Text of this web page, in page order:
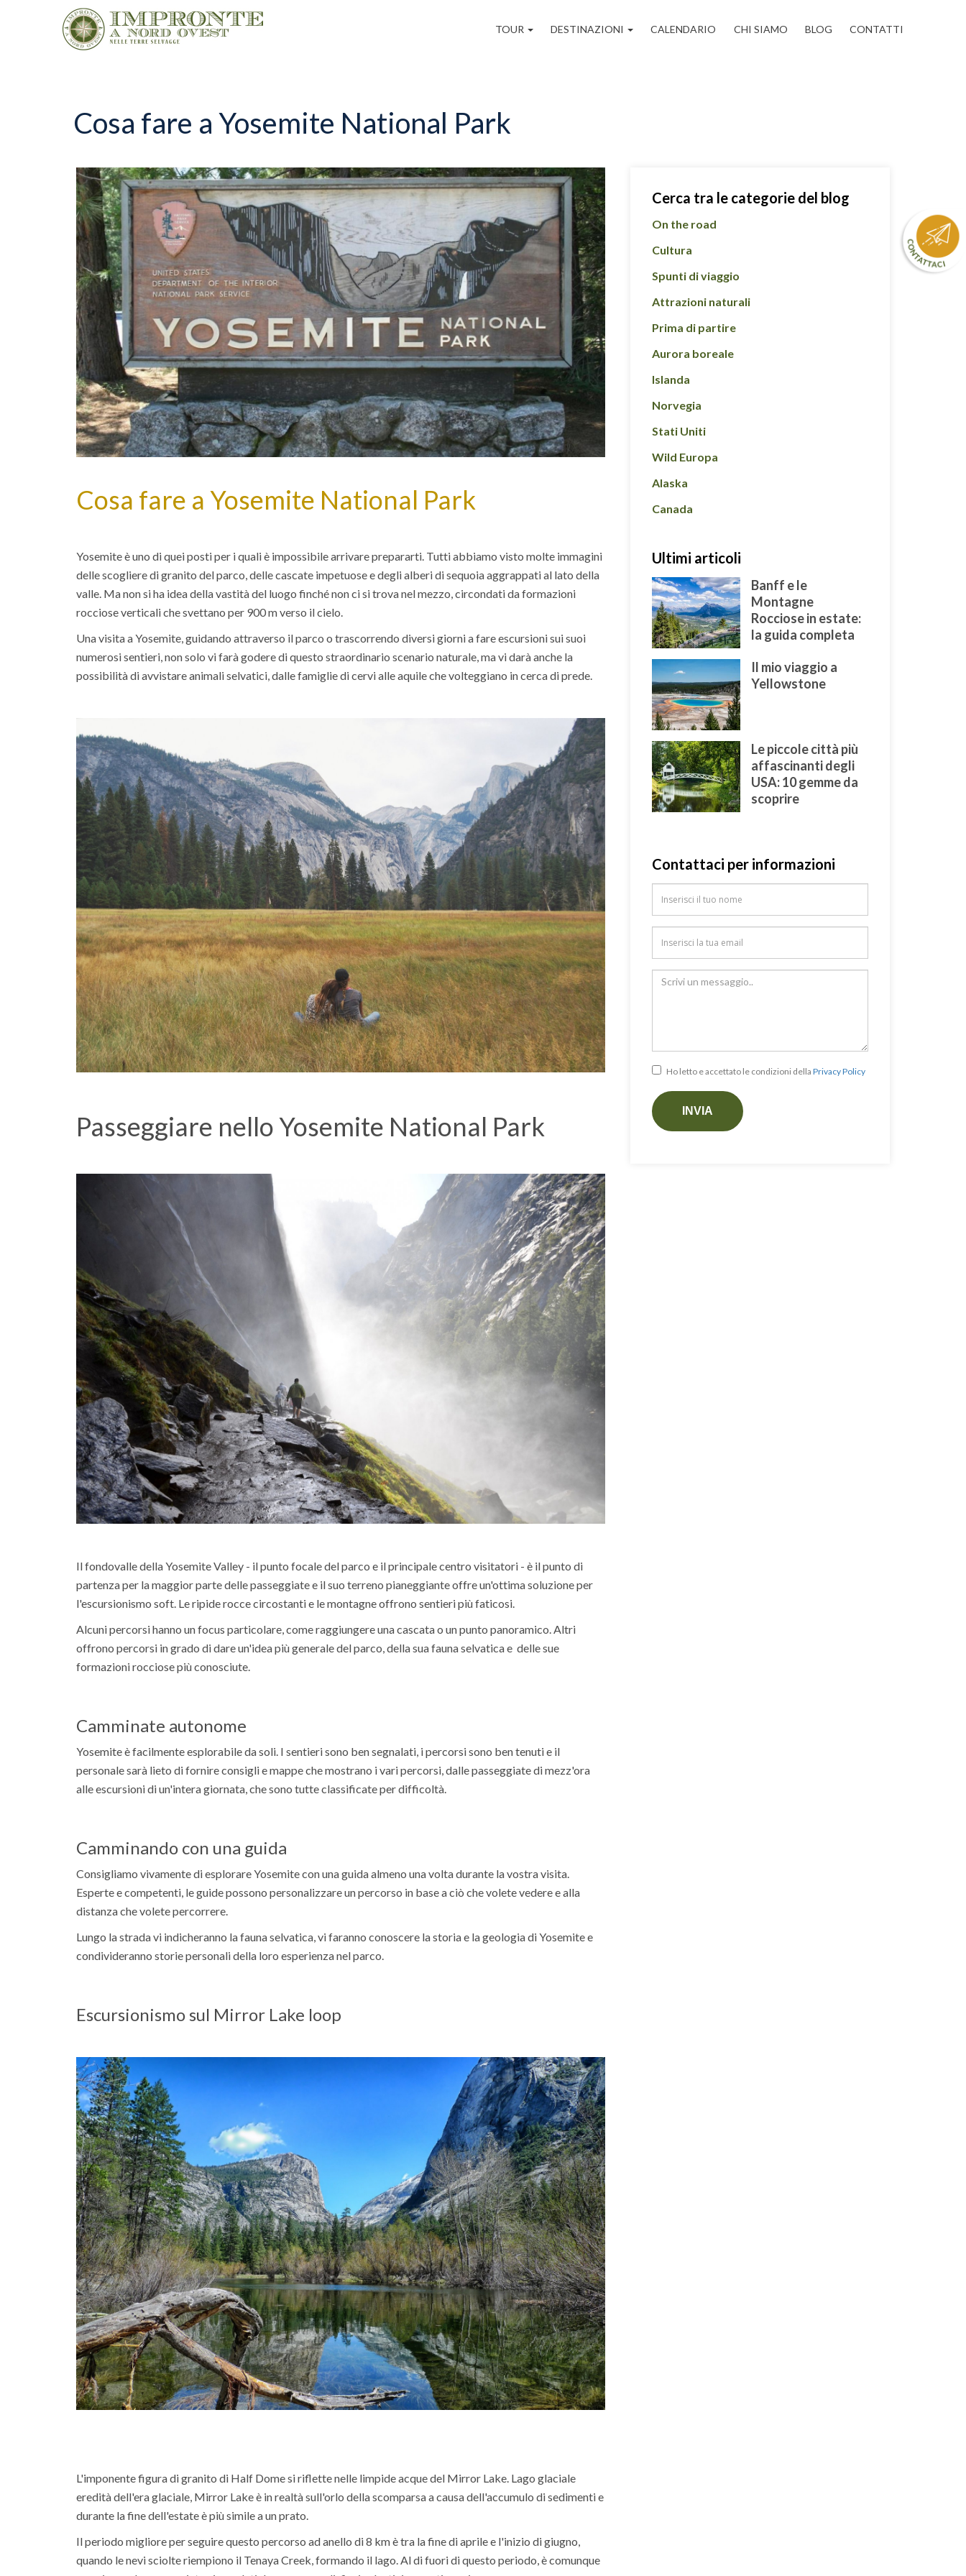
Navigazione
TOUR DESTINAZIONI CALENDARIO CHI SIAMO BLOG CONTATTI
Cosa fare a Yosemite National Park
Cosa fare a Yosemite National Park
Yosemite è uno di quei posti per i quali è impossibile arrivare prepararti. Tutti abbiamo visto molte immagini
delle scogliere di granito del parco, delle cascate impetuose e degli alberi di sequoia aggrappati al lato della
valle. Ma non si ha idea della vastità del luogo finché non ci si trova nel mezzo, circondati da formazioni
rocciose verticali che svettano per 900 m verso il cielo.
Una visita a Yosemite, guidando attraverso il parco o trascorrendo diversi giorni a fare escursioni sui suoi
numerosi sentieri, non solo vi farà godere di questo straordinario scenario naturale, ma vi darà anche la
possibilità di avvistare animali selvatici, dalle famiglie di cervi alle aquile che volteggiano in cerca di prede.
Passeggiare nello Yosemite National Park
Il fondovalle della Yosemite Valley - il punto focale del parco e il principale centro visitatori - è il punto di
partenza per la maggior parte delle passeggiate e il suo terreno pianeggiante offre un'ottima soluzione per
l'escursionismo soft. Le ripide rocce circostanti e le montagne offrono sentieri più faticosi.
Alcuni percorsi hanno un focus particolare, come raggiungere una cascata o un punto panoramico. Altri
offrono percorsi in grado di dare un'idea più generale del parco, della sua fauna selvatica e delle sue
formazioni rocciose più conosciute.
Camminate autonome
Yosemite è facilmente esplorabile da soli. I sentieri sono ben segnalati, i percorsi sono ben tenuti e il
personale sarà lieto di fornire consigli e mappe che mostrano i vari percorsi, dalle passeggiate di mezz'ora
alle escursioni di un'intera giornata, che sono tutte classificate per difficoltà.
Camminando con una guida
Consigliamo vivamente di esplorare Yosemite con una guida almeno una volta durante la vostra visita.
Esperte e competenti, le guide possono personalizzare un percorso in base a ciò che volete vedere e alla
distanza che volete percorrere.
Lungo la strada vi indicheranno la fauna selvatica, vi faranno conoscere la storia e la geologia di Yosemite e
condivideranno storie personali della loro esperienza nel parco.
Escursionismo sul Mirror Lake loop
L'imponente figura di granito di Half Dome si riflette nelle limpide acque del Mirror Lake. Lago glaciale
eredità dell'era glaciale, Mirror Lake è in realtà sull'orlo della scomparsa a causa dell'accumulo di sedimenti e
durante la fine dell'estate è più simile a un prato.
Il periodo migliore per seguire questo percorso ad anello di 8 km è tra la fine di aprile e l'inizio di giugno,
quando le nevi sciolte riempiono il Tenaya Creek, formando il lago. Al di fuori di questo periodo, è comunque
Cerca tra le categorie del blog
On the road
Cultura
Spunti di viaggio
Attrazioni naturali
Prima di partire
Aurora boreale
Islanda
Norvegia
Stati Uniti
Wild Europa
Alaska
Canada
Ultimi articoli
Banff e le
Montagne
Rocciose in estate:
la guida completa
Il mio viaggio a
Yellowstone
Le piccole città più
affascinanti degli
USA: 10 gemme da
scoprire
Contattaci per informazioni
Messaggio
Ho letto e accettato le condizioni della Privacy Policy
INVIA